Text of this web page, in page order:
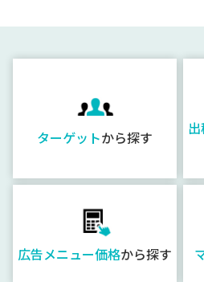
ターゲットから探す
広告メニュー価格から探す